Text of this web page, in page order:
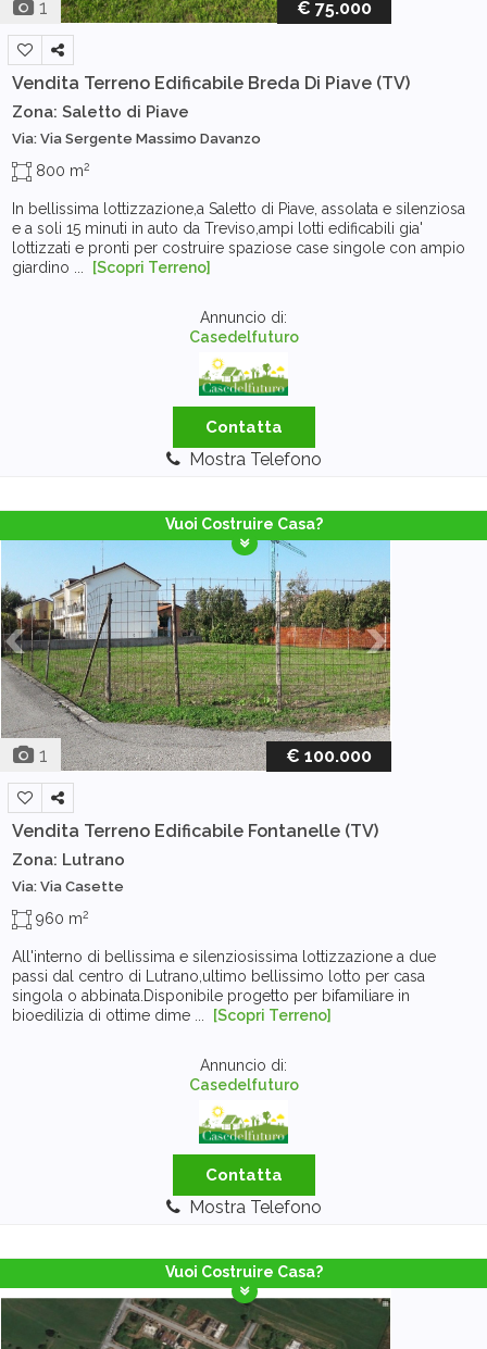
1 € 75.000
Vendita Terreno Edificabile Breda Di Piave (TV)
Zona: Saletto di Piave
Via: Via Sergente Massimo Davanzo
800 m2
In bellissima lottizzazione,a Saletto di Piave, assolata e silenziosa
e a soli 15 minuti in auto da Treviso,ampi lotti edificabili gia'
lottizzati e pronti per costruire spaziose case singole con ampio
giardino ...
[Scopri Terreno]
Annuncio di:
Casedelfuturo
Contatta
Mostra Telefono
Vuoi Costruire Casa?
1 € 100.000
Vendita Terreno Edificabile Fontanelle (TV)
Zona: Lutrano
Via: Via Casette
960 m2
All'interno di bellissima e silenziosissima lottizzazione a due
passi dal centro di Lutrano,ultimo bellissimo lotto per casa
singola o abbinata.Disponibile progetto per bifamiliare in
bioedilizia di ottime dime ...
[Scopri Terreno]
Annuncio di:
Casedelfuturo
Contatta
Mostra Telefono
Vuoi Costruire Casa?